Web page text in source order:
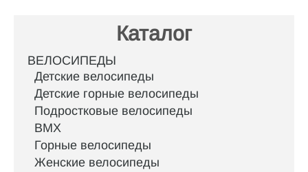
Каталог
ВЕЛОСИПЕДЫ
Детские велосипеды
Детские горные велосипеды
Подростковые велосипеды
BMX
Горные велосипеды
Женские велосипеды